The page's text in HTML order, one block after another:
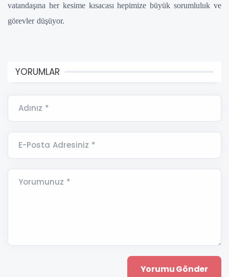
vatandaşına her kesime kısacası hepimize büyük sorumluluk ve
görevler düşüyor.
YORUMLAR
Adınız *
E-Posta Adresiniz *
Yorumunuz *